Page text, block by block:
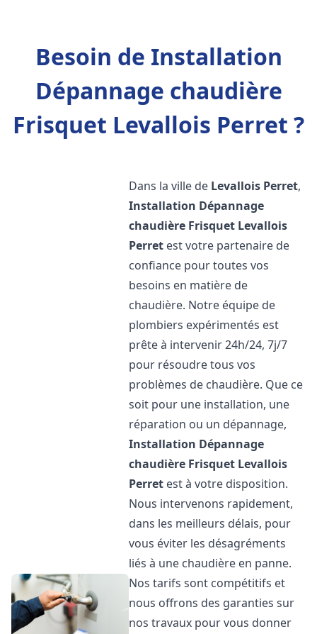
Besoin de Installation
Dépannage chaudière
Frisquet Levallois Perret ?
Dans la ville de Levallois Perret,
Installation Dépannage
chaudière Frisquet Levallois
Perret est votre partenaire de
confiance pour toutes vos
besoins en matière de
chaudière. Notre équipe de
plombiers expérimentés est
prête à intervenir 24h/24, 7j/7
pour résoudre tous vos
problèmes de chaudière. Que ce
soit pour une installation, une
réparation ou un dépannage,
Installation Dépannage
chaudière Frisquet Levallois
Perret est à votre disposition.
Nous intervenons rapidement,
dans les meilleurs délais, pour
vous éviter les désagréments
liés à une chaudière en panne.
Nos tarifs sont compétitifs et
nous offrons des garanties sur
nos travaux pour vous donner